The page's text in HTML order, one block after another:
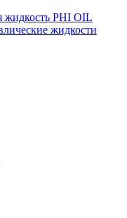
жидкость PHI OIL
жидкости